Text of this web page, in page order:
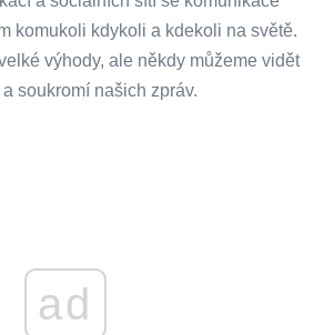
komukoli kdykoli a kdekoli na světě.
výhody, ale někdy můžeme vidět
soukromí našich zpráv.
ad